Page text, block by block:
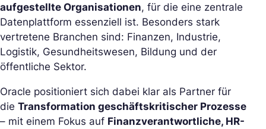
aufgestellte Organisationen, für die eine zentrale
Datenplattform essenziell ist. Besonders stark
vertretene Branchen sind: Finanzen, Industrie,
Logistik, Gesundheitswesen, Bildung und der
öffentliche Sektor.
Oracle positioniert sich dabei klar als Partner für
die Transformation geschäftskritischer Prozesse
– mit einem Fokus auf Finanzverantwortliche, HR-